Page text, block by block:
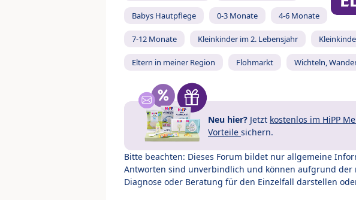
Babys Hautpflege 0-3 Monate 4-6 Monate
7-12 Monate Kleinkinder im 2. Lebensjahr
Eltern in meiner Region Flohmarkt Wichteln,
Neu hier? Jetzt kostenlos im HiPP
Vorteile sichern.
Bitte beachten: Dieses Forum bildet nur allgemeine
Antworten sind unverbindlich und können aufgrund der
Diagnose oder Beratung für den Einzelfall darstellen